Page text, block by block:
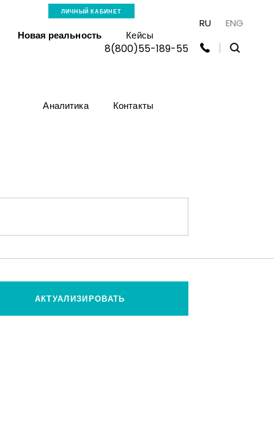
ЛИЧНЫЙ КАБИНЕТ
Новая реальность Кейсы
Аналитика Контакты
RU ENG
8(800)55-189-55
АКТУАЛИЗИРОВАТЬ